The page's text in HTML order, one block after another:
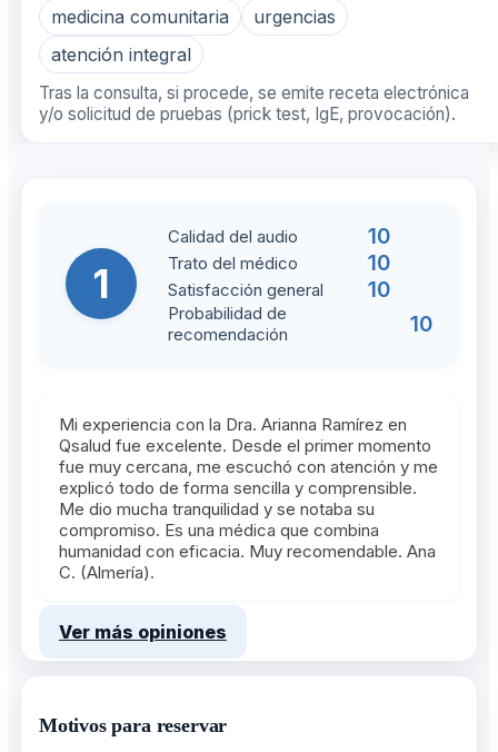
medicina comunitaria
urgencias
atención integral
Tras la consulta, si procede, se emite receta electrónica
y/o solicitud de pruebas (prick test, IgE, provocación).
1
Calidad del audio 10
Trato del médico 10
Satisfacción general 10
Probabilidad de
recomendación
10
Mi experiencia con la Dra. Arianna Ramírez en
Qsalud fue excelente. Desde el primer momento
fue muy cercana, me escuchó con atención y me
explicó todo de forma sencilla y comprensible.
Me dio mucha tranquilidad y se notaba su
compromiso. Es una médica que combina
humanidad con eficacia. Muy recomendable. Ana
C. (Almería).
Ver más opiniones
Motivos para reservar